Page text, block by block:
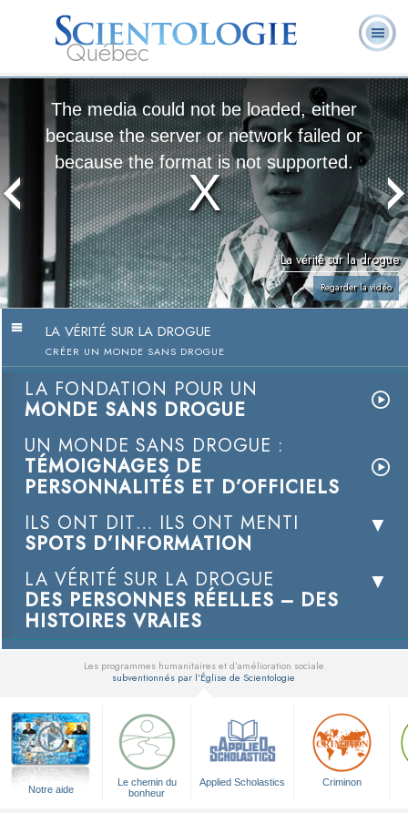
Québec
L. Ron Hubbard
Scientologie ?
Ministres
volontaires
Foire aux
questions
Livres
The media could not be loaded, either
because the server or network failed or
because the format is not supported.
La vérité sur la drogue
Regarder la vidéo
LA VÉRITÉ SUR LA DROGUE
CRÉER UN MONDE SANS DROGUE
LA FONDATION POUR UN
MONDE SANS DROGUE
UN MONDE SANS DROGUE :
TÉMOIGNAGES DE
PERSONNALITÉS ET D’OFFICIELS
ILS ONT DIT… ILS ONT MENTI
SPOTS D’INFORMATION
LA VÉRITÉ SUR LA DROGUE
DES PERSONNES RÉELLES – DES
HISTOIRES VRAIES
Les programmes humanitaires et d’amélioration sociale
subventionnés par l’Église de Scientologie
Notre aide
Le chemin du
bonheur
Applied Scholastics Criminon